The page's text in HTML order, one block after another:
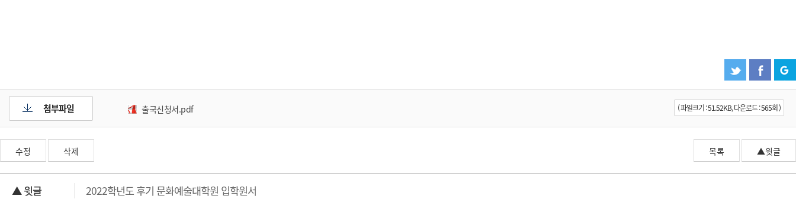
첨부파일 출국신청서.pdf ( 파일크기 : 51.52KB, 다운로드 : 565회 )
수정 삭제 목록 ▲윗글
▲ 윗글 2022학년도 후기 문화예술대학원 입학원서